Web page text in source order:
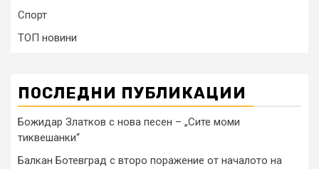
Спорт
ТОП новини
ПОСЛЕДНИ ПУБЛИКАЦИИ
Божидар Златков с нова песен – „Сите моми
тиквешанки“
Балкан Ботевград с второ поражение от началото на